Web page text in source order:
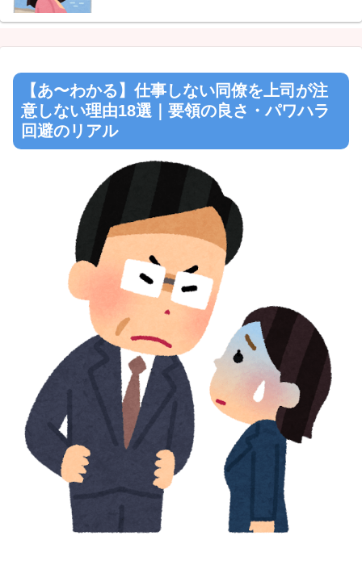
【あ〜わかる】仕事しない同僚を上司が注
意しない理由18選｜要領の良さ・パワハラ
回避のリアル